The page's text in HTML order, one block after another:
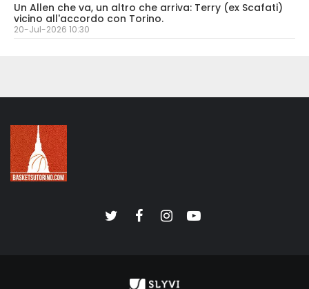
Un Allen che va, un altro che arriva: Terry (ex Scafati)
vicino all'accordo con Torino.
20-Jul-2026 10:30